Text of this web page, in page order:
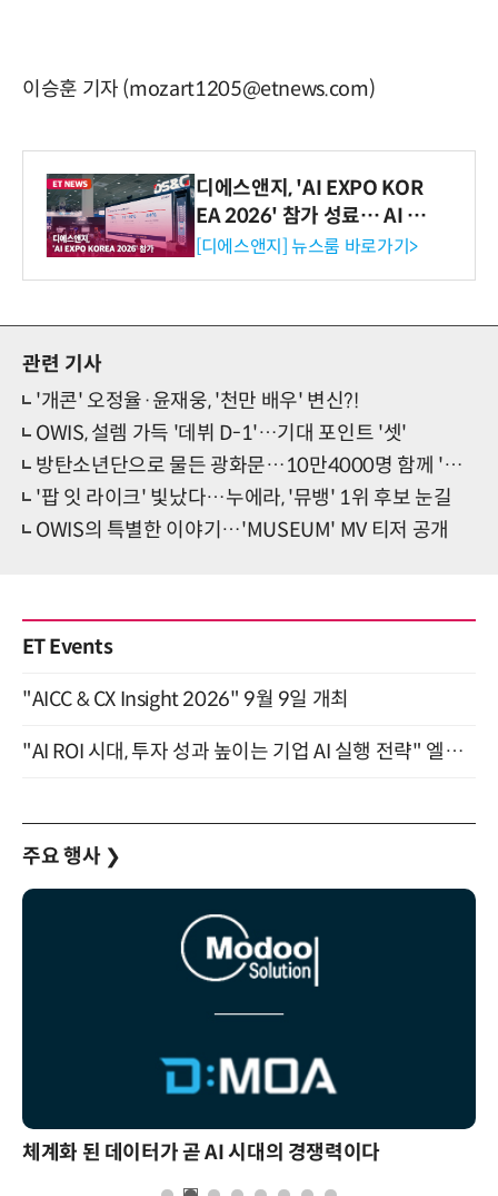
이승훈 기자 (mozart1205@etnews.com)
디에스앤지, 'AI EXPO KOR
EA 2026' 참가 성료… AI 전
생애주기 아우르는 통합 솔루
[디에스앤지] 뉴스룸 바로가기>
관련 기사
'개콘' 오정율·윤재웅, '천만 배우' 변신?!
OWIS, 설렘 가득 '데뷔 D-1'…기대 포인트 '셋'
방탄소년단으로 물든 광화문…10만4000명 함께 '압도적 귀환'
'팝 잇 라이크' 빛났다…누에라, '뮤뱅' 1위 후보 눈길
OWIS의 특별한 이야기…'MUSEUM' MV 티저 공개
ET Events
"AICC & CX Insight 2026" 9월 9일 개최
"AI ROI 시대, 투자 성과 높이는 기업 AI 실행 전략" 엘타워 6층 (9월 18일)
주요 행사 ❯
체계화 된 데이터가 곧 AI 시대의 경쟁력이다